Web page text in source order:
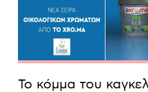
Το κόμμα του